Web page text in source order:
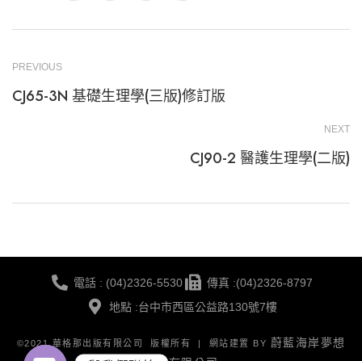
PREVIOUS
CJ65-3N 基礎生理學(三版)修訂版
NEXT
CJ90-2 醫護生理學(二版)
電話 : (04)2326-5530
傳真 :(04)2326-8797
地點 :台中市西區公益路130號7樓
©2021 華格那出版有限公司 版權所有 | 網站建置 BY 蔚藍海岸夢想